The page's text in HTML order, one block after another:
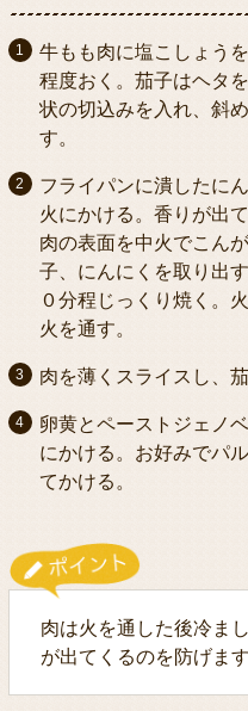
牛もも肉に塩こしょう
程度おく。茄子はヘタ
状の切込みを入れ、斜
す。
フライパンに潰したに
火にかける。香りが出
肉の表面を中火でこん
子、にんにくを取り出
０分程じっくり焼く。
火を通す。
肉を薄くスライスし、
卵黄とペーストジェノ
にかける。お好みでパ
てかける。
肉は火を通した後冷ま
が出てくるのを防げます